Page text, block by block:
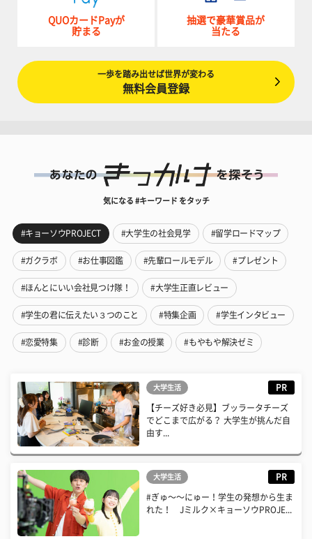
QUOカードPayが
貯まる
抽選で豪華賞品が
当たる
一歩を踏み出せば世界が変わる
無料会員登録
気になる #キーワード をタッチ
#キョーソウPROJECT #大学生の社会見学 #留学ロードマップ
#ガクラボ #お仕事図鑑 #先輩ロールモデル #プレゼント
#ほんとにいい会社見つけ隊！ #大学生正直レビュー
#学生の君に伝えたい３つのこと #特集企画 #学生インタビュー
#恋愛特集 #診断 #お金の授業 #もやもや解決ゼミ
大学生活 PR
【チーズ好き必見】ブッラータチーズ
でどこまで広がる？ 大学生が挑んだ自
由す...
大学生活 PR
#ぎゅ〜〜にゅー！学生の発想から生ま
れた！ Jミルク×キョーソウPROJE...